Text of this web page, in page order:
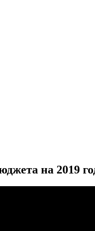
на 2019